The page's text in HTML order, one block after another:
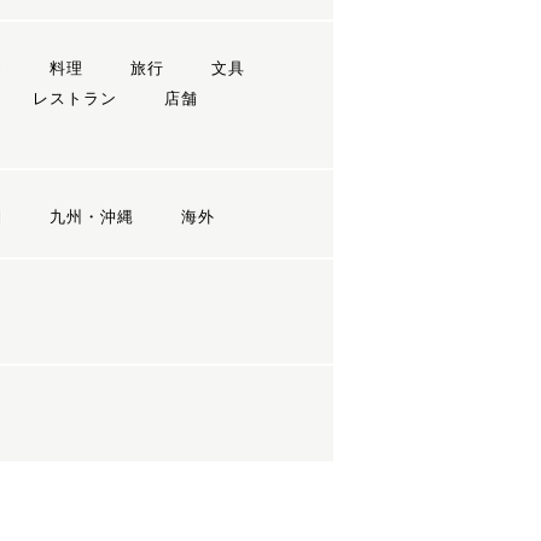
料理 旅行
文具
レストラン
店舗
九州・沖縄 海外